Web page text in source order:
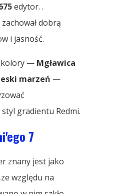
edytor. .
zachował dobrą
i jasność.
kolory — Mgławica
marzeń —
gradientu Redmi.
7
znany jest jako
względu na